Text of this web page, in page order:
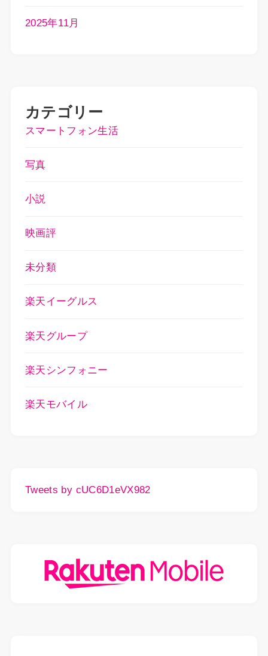
2025年11月
カテゴリー
スマートフォン生活
写真
小説
映画評
未分類
楽天イーグルス
楽天グループ
楽天シンフォニー
楽天モバイル
Tweets by cUC6D1eVX982